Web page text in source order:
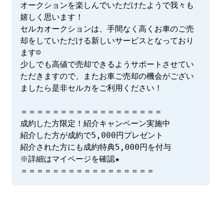
オークションを楽しんでいただけたようで我々も
嬉しく思います！
セルカオークションは、手間なく高くお車のご売
却をしていただける新しいサービスとなっており
ます☺
少しでも高値で売却できるようサポートさせてい
ただきますので、またお車ご売却の機会がござい
ましたら是非セルカをご利用ください！
＝＝＝＝＝＝＝＝＝＝＝＝＝＝＝＝＝＝
成約した方限定！紹介キャンペーン実施中
紹介した方が成約で5,000円プレゼント
紹介された方にも成約特典5,000円を付与
※詳細はマイページを確認★
＝＝＝＝＝＝＝＝＝＝＝＝＝＝＝＝＝